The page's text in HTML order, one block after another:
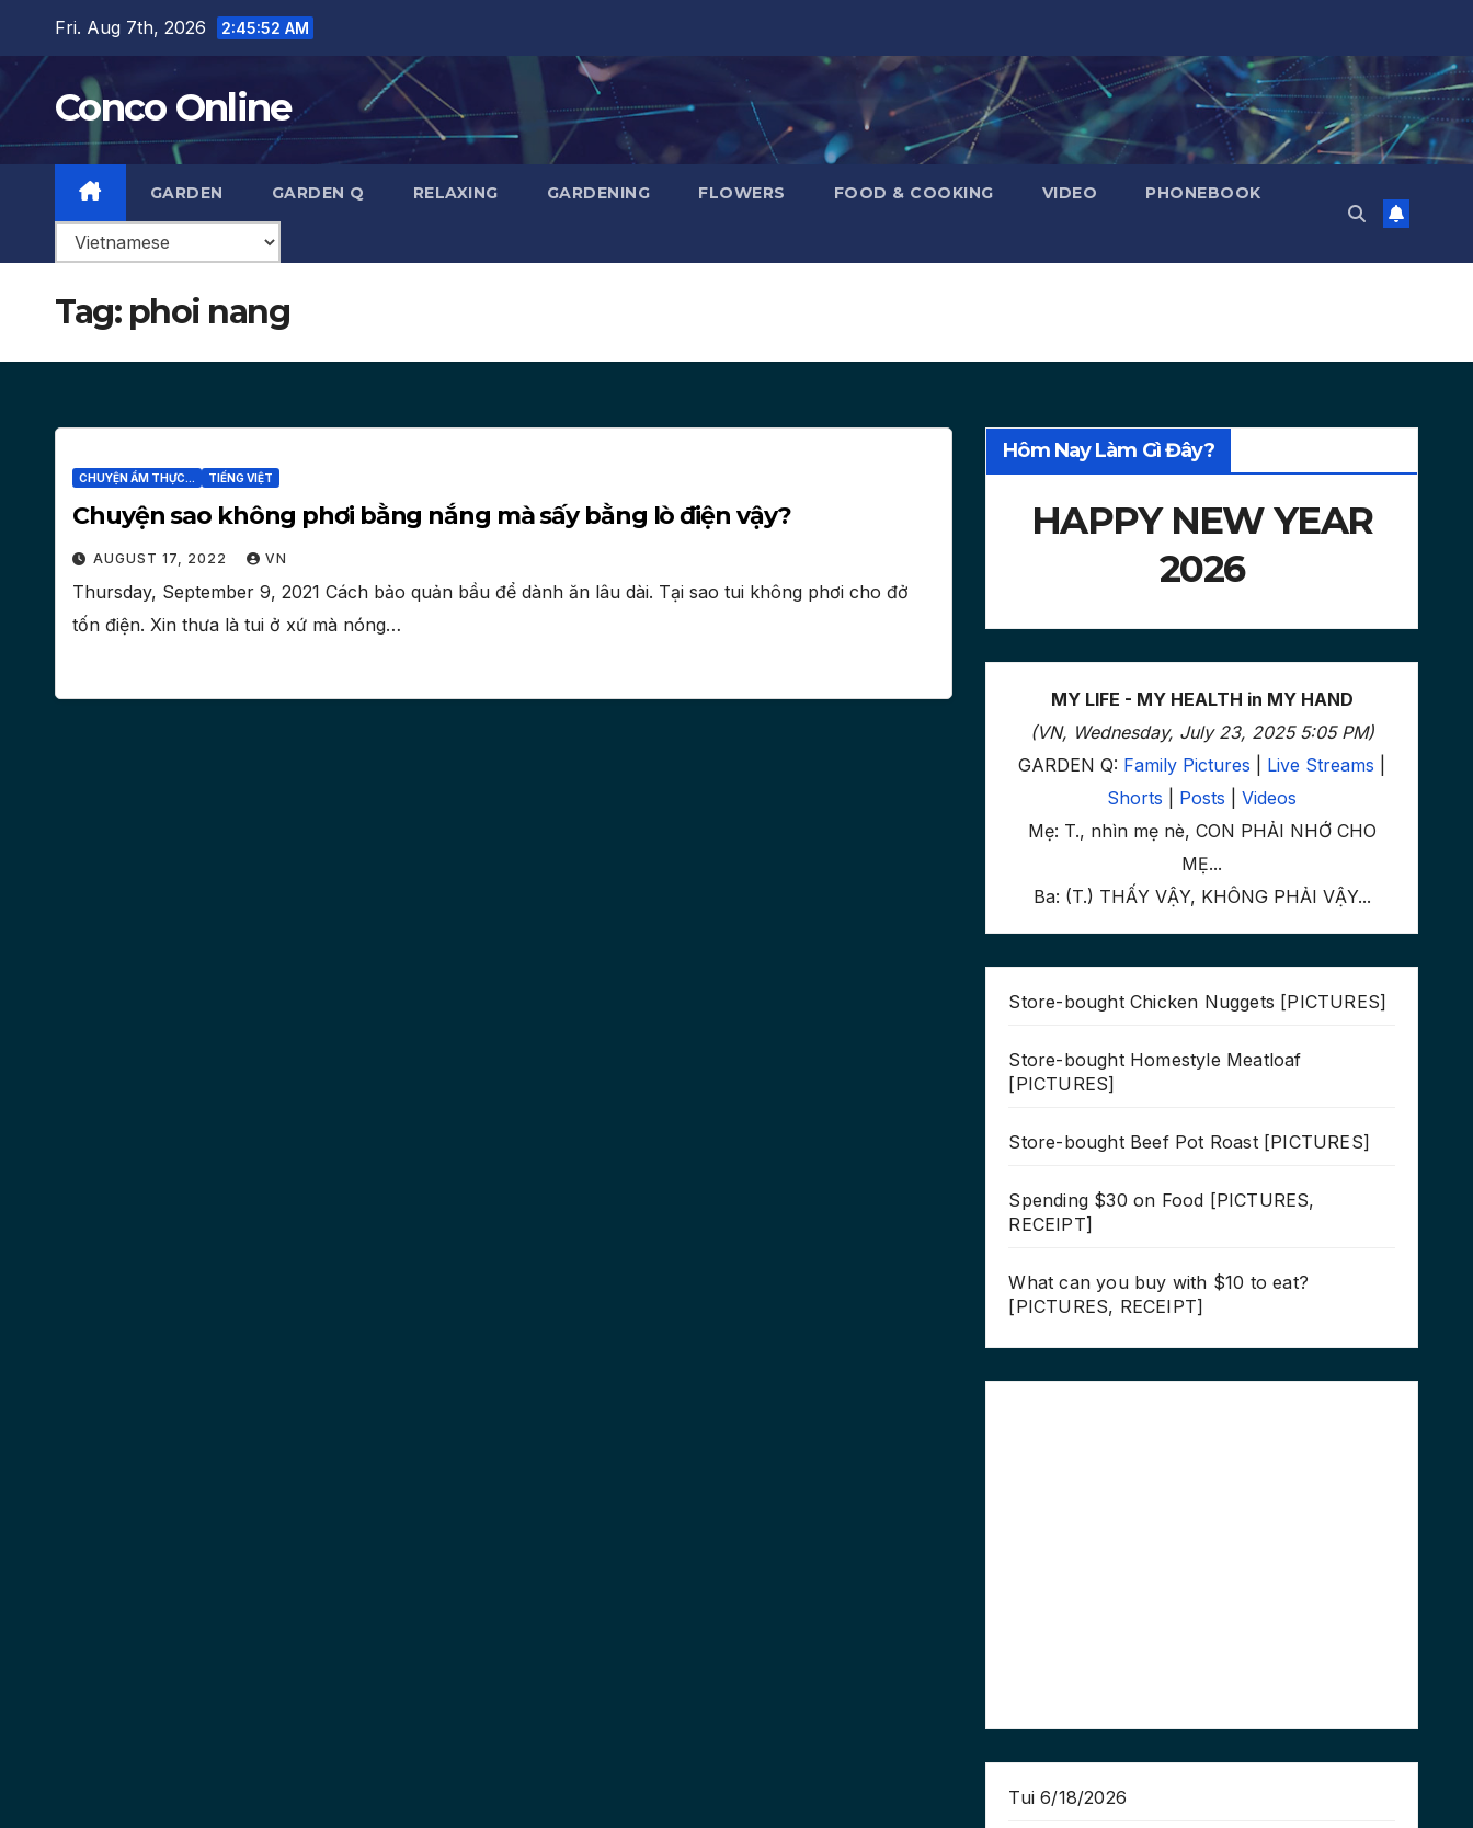
content
Fri. Aug 7th, 2026 2:45:53 AM
Conco Online
GARDEN GARDEN Q RELAXING GARDENING FLOWERS FOOD & COOKING VIDEO PHONEBOOK
Tag: phoi nang
CHUYỆN ẨM THỰC... TIẾNG VIỆT
Chuyện sao không phơi bằng nắng mà sấy bằng lò điện vậy?
AUGUST 17, 2022 VN
Thursday, September 9, 2021 Cách bảo quản bầu để dành ăn lâu dài. Tại sao tui không phơi cho đở
tốn điện. Xin thưa là tui ở xứ mà nóng…
Hôm Nay Làm Gì Đây?
HAPPY NEW YEAR
2026
MY LIFE - MY HEALTH in MY HAND
(VN, Wednesday, July 23, 2025 5:05 PM)
GARDEN Q: Family Pictures Live Streams
Shorts
Posts |Videos
Mẹ: T., nhìn mẹ nè, CON PHẢI NHỚ CHO
MẸ...
Ba: (T.) THẤY VẬY, KHÔNG PHẢI VẬY...
Store-bought Chicken Nuggets [PICTURES]
Store-bought Homestyle Meatloaf
[PICTURES]
Store-bought Beef Pot Roast [PICTURES]
Spending $30 on Food [PICTURES,
RECEIPT]
What can you buy with $10 to eat?
[PICTURES, RECEIPT]
Tui 6/18/2026